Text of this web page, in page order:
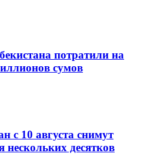
потратили на
сумов
с 10 августа снимут
десятков